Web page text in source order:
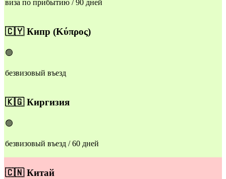
виза по прибытию / 90 дней
🇨🇾Кипр (Κύπρος)
🟢
безвизовый въезд
​🇰🇬Киргизия
🟢
безвизовый въезд / 60 дней
​🇨🇳Китай